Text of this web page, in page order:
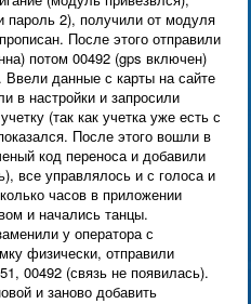
пароль 2), получили от модуля
После этого отправили
потом 00492 (gps включен)
данные с карты на сайте
в настройки и запросили
(так как учетка уже есть с
После этого вошли в
код переноса и добавили
все управлялось и с голоса и
часов в приложении
и начались танцы.
у оператора с
физически, отправили
00492 (связь не появилась).
и заново добавить